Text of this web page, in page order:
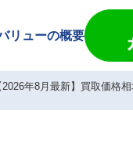
リューの概要
年8月最新】買取価格